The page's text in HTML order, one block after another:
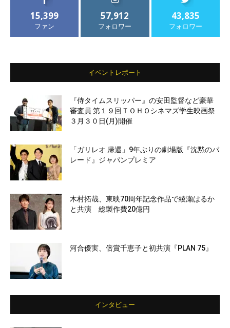
15,399
ファン
57,912
フォロワー
43,835
フォロワー
イベントレポート
『侍タイムスリッパー』の安田監督など豪華
審査員 第１９回ＴＯＨＯシネマズ学生映画祭
３月３０日(月)開催
「ガリレオ 帰還」9年ぶりの劇場版『沈黙のパ
レード』ジャパンプレミア
木村拓哉、東映70周年記念作品で綾瀬はるか
と共演 総製作費20億円
河合優実、倍賞千恵子と初共演『PLAN 75』
インタビュー